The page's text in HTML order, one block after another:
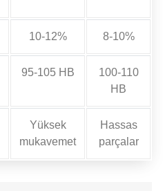
10-12% 8-10%
95-105 HB
100-110
HB
Yüksek
mukavemet
Hassas
parçalar